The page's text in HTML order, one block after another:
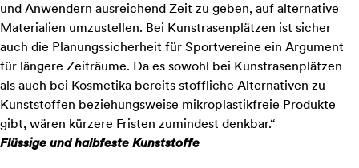
und Anwendern ausreichend Zeit zu geben, auf alternative
Materialien umzustellen. Bei Kunstrasenplätzen ist sicher
auch die Planungssicherheit für Sportvereine ein Argument
für längere Zeiträume. Da es sowohl bei Kunstrasenplätzen
als auch bei Kosmetika bereits stoffliche Alternativen zu
Kunststoffen beziehungsweise mikroplastikfreie Produkte
gibt, wären kürzere Fristen zumindest denkbar.“
Flüssige und halbfeste Kunststoffe